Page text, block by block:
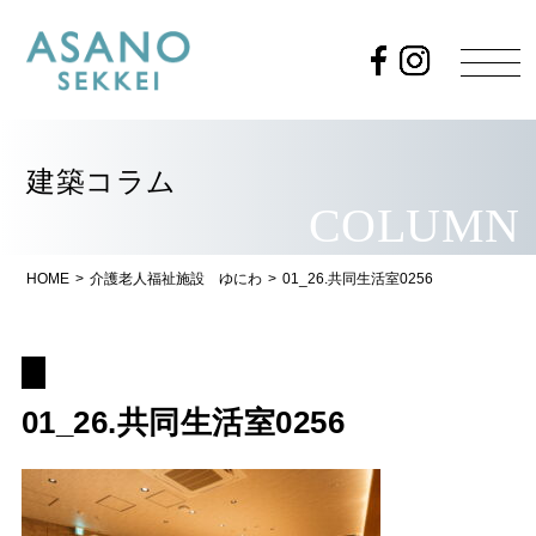
建築コラム
COLUMN
HOME > 介護老人福祉施設 ゆにわ > 01_26.共同生活室0256
01_26.共同生活室0256